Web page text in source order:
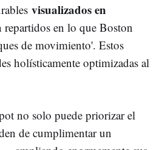
visualizados en
repartidos en lo que Boston
de movimiento'. Estos
holísticamente optimizadas al
no solo puede priorizar el
de cumplimentar un